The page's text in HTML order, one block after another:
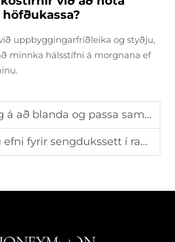
uppbyggingarfríðleika og styðju,
minnka hálsstífni á morgnana ef
og passa saman stök hluti úr mismunandi sengdukssettum
fyrir sengdukssett í rakaheimilum